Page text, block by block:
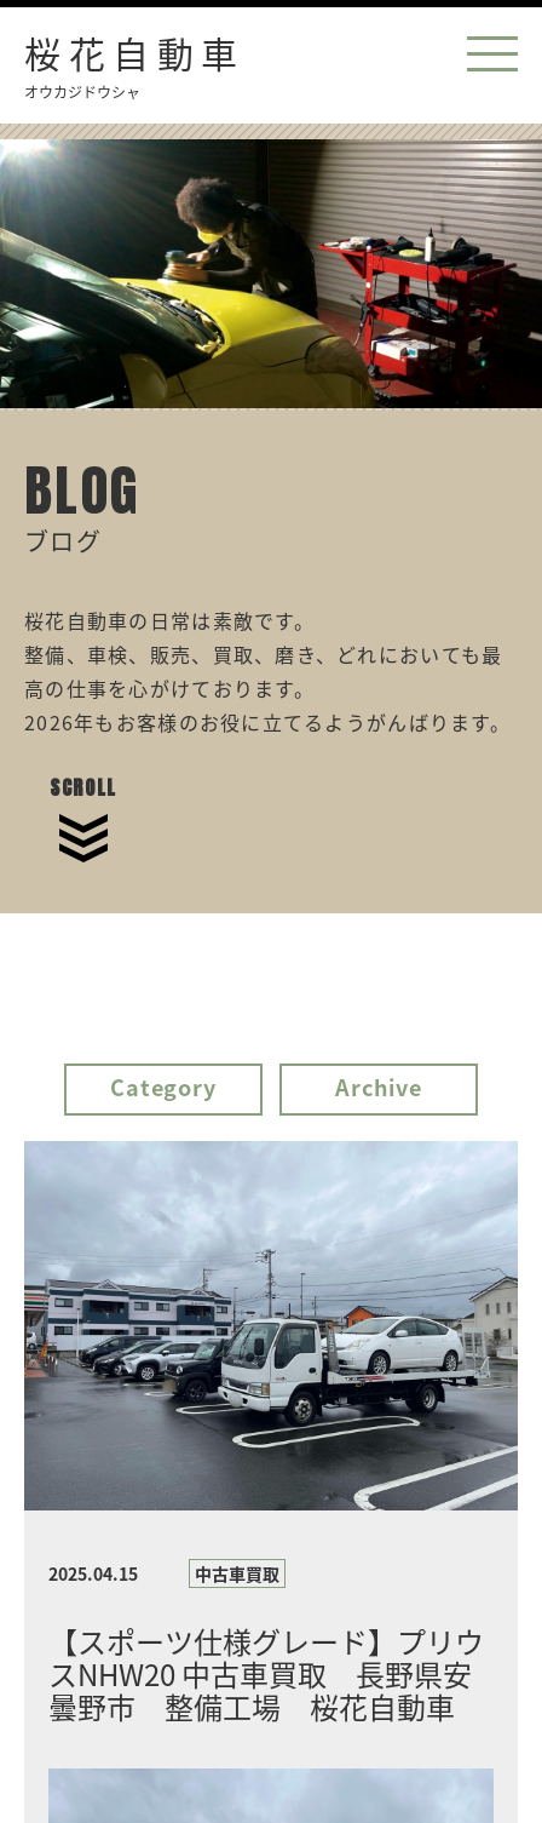
桜花自動車
オウカジドウシャ
BLOG
ブログ
桜花自動車の日常は素敵です。
整備、車検、販売、買取、磨き、どれにおいても最
高の仕事を心がけております。
2026年もお客様のお役に立てるようがんばります。
SCROLL
Category Archive
2025.04.15 中古車買取
【スポーツ仕様グレード】プリウ
スNHW20 中古車買取 長野県安
曇野市 整備工場 桜花自動車